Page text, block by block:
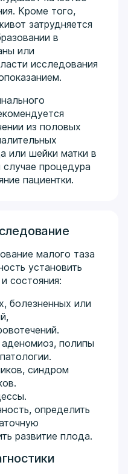
Кроме того,
затрудняется
в
или
исследования
из половых
или шейки матки в
процедура
пациентки.
малого таза
установить
состояния:
болезненных или
полипы
синдром
определить
развитие плода.